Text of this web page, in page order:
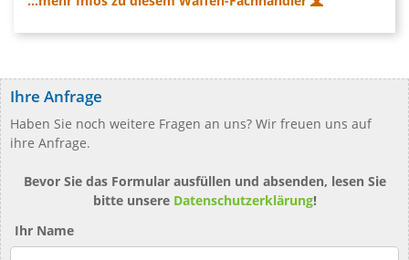
Ihre Anfrage
Haben Sie noch weitere Fragen an uns? Wir freuen uns auf
ihre Anfrage.
Bevor Sie das Formular ausfüllen und absenden, lesen Sie
bitte unsere Datenschutzerklärung!
Ihr Name